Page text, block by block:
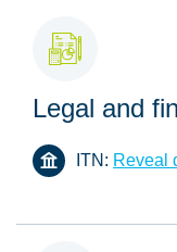
Legal and
ITN: Reveal